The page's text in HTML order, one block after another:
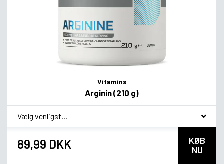
Vitamins
Arginin (210 g)
* Smagsvariant
89,99 DKK
KØB
NU